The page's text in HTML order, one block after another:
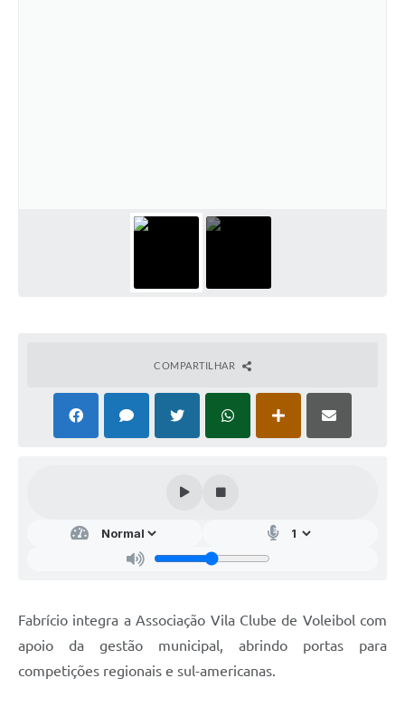
COMPARTILHAR
Fabrício integra a Associação Vila Clube de Voleibol com
apoio da gestão municipal, abrindo portas para
competições regionais e sul-americanas.